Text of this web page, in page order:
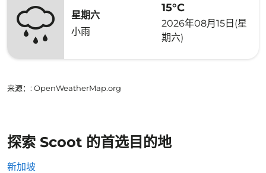
星期六
小雨
15°C
2026年08月15日(星
期六)
来源： : OpenWeatherMap.org
探索 Scoot 的首选目的地
新加坡